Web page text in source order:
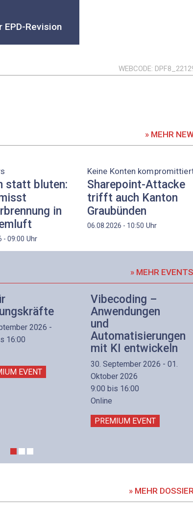
Revision
WEBCODE
» MEHR
statt bluten:
in
- 09:00 Uhr
Keine Konten
Sharepoint-Attacke
trifft auch Kanton
Graubünden
06.08.2026 - 10:50 Uhr
» MEHR EVENTS
2026 -
16:00
EVENT
Vibecoding –
Anwendungen
und
Automatisierungen
mit KI entwickeln
30. September 2026 - 01.
Oktober 2026
9:00 bis 16:00
Online
PREMIUM EVENT
» MEHR